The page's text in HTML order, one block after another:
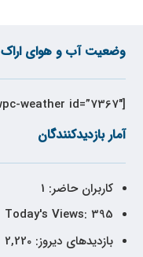
وضعیت آب و هوای اراک
[wpc-weather id=”7367″/]
آمار بازدیدکنندگان
کاربران حاضر: 1
Today's Views: 395
بازدیدهای دیروز:2,220